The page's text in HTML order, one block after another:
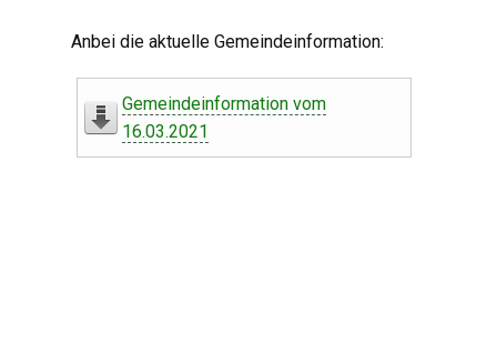
Leben in Oberdorf
Anbei die aktuelle Gemeindeinformation:
Gemeindeinformation vom
16.03.2021